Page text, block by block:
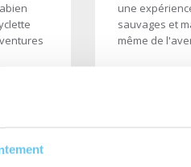
une
sauvages et
même de